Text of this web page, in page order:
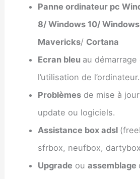
Panne ordinateur pc
8/ Windows 10/
Mavericks/ Cortana
Ecran bleu au
l’utilisation de l’ordinateur.
Problèmesde mise à
update ou logiciels.
Assistance box adsl
sfrbox, neufbox,
Upgrade ou assemblage